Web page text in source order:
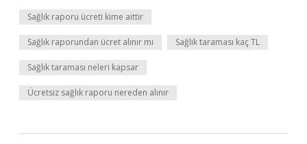
Sağlık raporu ücreti kime aittir
Sağlık raporundan ücret alınır mı Sağlık taraması kaç TL
Sağlık taraması neleri kapsar
Ücretsiz sağlık raporu nereden alınır